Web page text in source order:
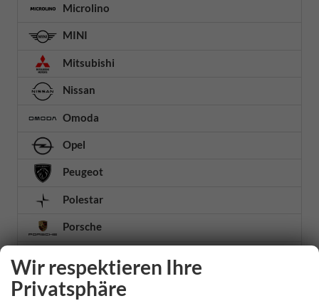
Microlino
MINI
Mitsubishi
Nissan
Omoda
Opel
Peugeot
Polestar
Porsche
Seat
Wir respektieren Ihre
Privatsphäre